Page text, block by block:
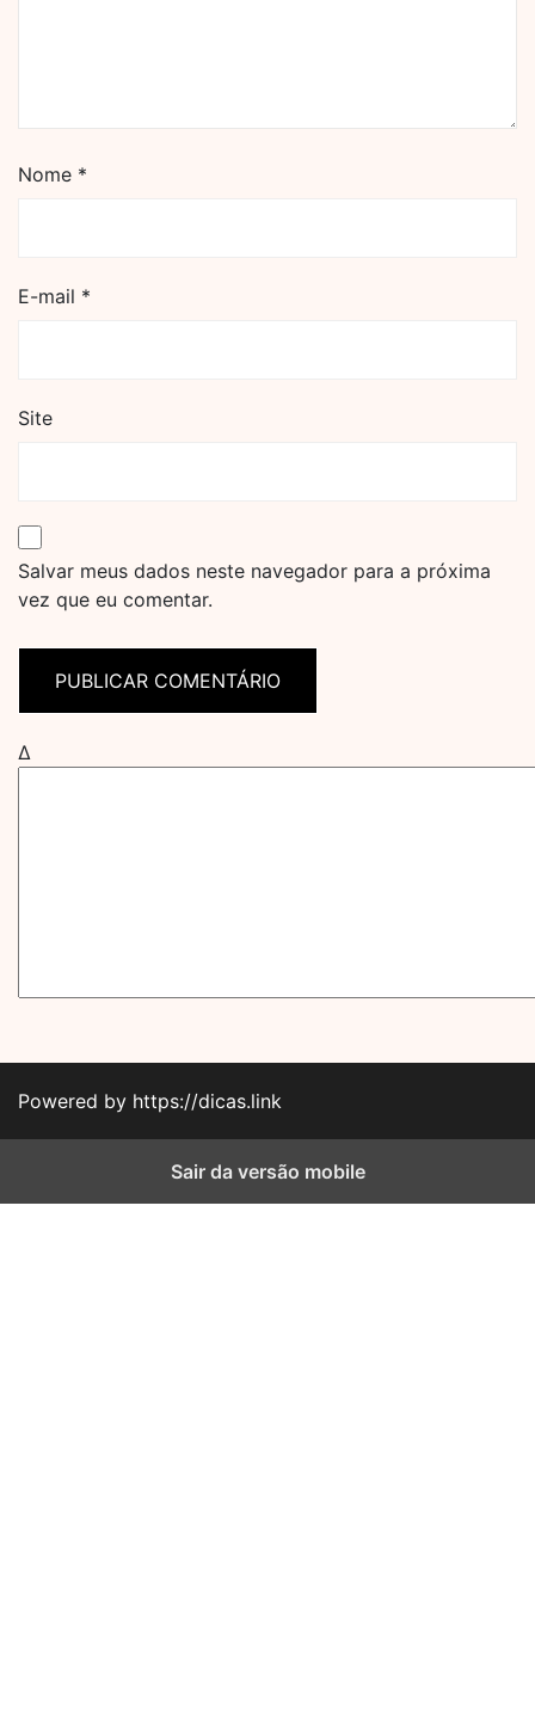
Nome *
E-mail *
Site
Salvar meus dados neste navegador para a próxima
vez que eu comentar.
Δ
Powered by https://dicas.link
Sair da versão mobile